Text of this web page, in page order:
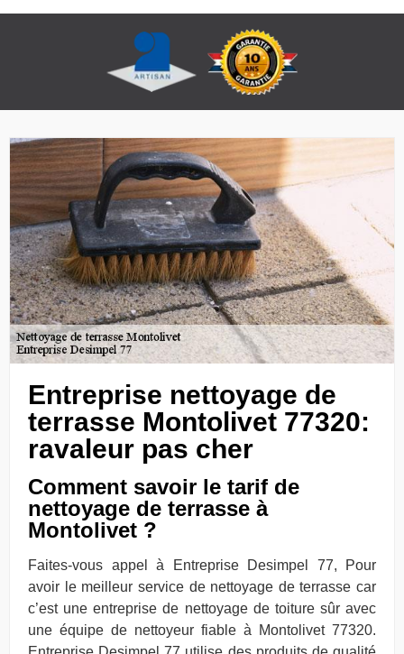
Entreprise nettoyage de
terrasse Montolivet 77320:
ravaleur pas cher
Comment savoir le tarif de
nettoyage de terrasse à
Montolivet ?
Faites-vous appel à Entreprise Desimpel 77, Pour
avoir le meilleur service de nettoyage de terrasse car
c’est une entreprise de nettoyage de toiture sûr avec
une équipe de nettoyeur fiable à Montolivet 77320.